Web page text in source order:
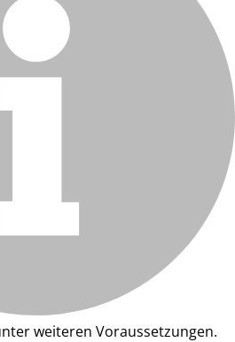
weiteren Voraussetzungen.